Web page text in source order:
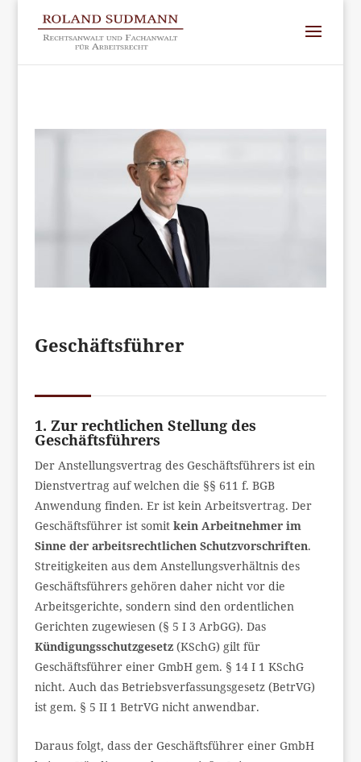
Geschäftsführer
1. Zur rechtlichen Stellung des
Geschäftsführers
Der Anstellungsvertrag des Geschäftsführers ist ein
Dienstvertrag auf welchen die §§ 611 f. BGB
Anwendung finden. Er ist kein Arbeitsvertrag. Der
Geschäftsführer ist somit kein Arbeitnehmer im
Sinne der arbeitsrechtlichen Schutzvorschriften.
Streitigkeiten aus dem Anstellungsverhältnis des
Geschäftsführers gehören daher nicht vor die
Arbeitsgerichte, sondern sind den ordentlichen
Gerichten zugewiesen (§ 5 I 3 ArbGG). Das
Kündigungsschutzgesetz(KSchG) gilt für
Geschäftsführer einer GmbH gem. § 14 I 1 KSchG
nicht. Auch das Betriebsverfassungsgesetz (BetrVG)
ist gem. § 5 II 1 BetrVG nicht anwendbar.
Daraus folgt, dass der Geschäftsführer einer GmbH